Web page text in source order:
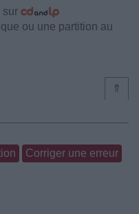
sur
ou une partition au
⇑
Corriger une erreur